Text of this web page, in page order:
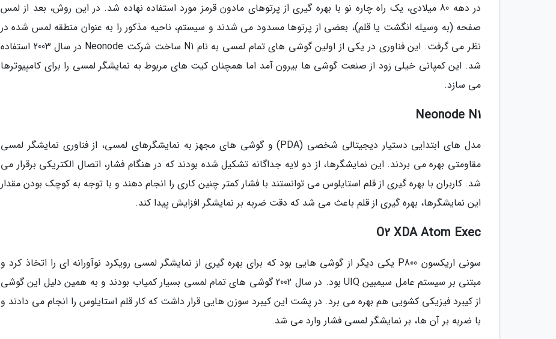
در دهه 80 میلادی، یک راه چاره نو با بهره گیری از پرتوهای مادون قرمز مورد استفاده نهاده شد. در این روش، بعد از لمس
صفحه (به وسیله انگشت یا قلم)، بعضی از پرتوها مسدود می شدند و سیستم، ناحیه مذکور را به عنوان منطقه لمس شده در
نظر می گرفت. این فناوری در یکی از اولین گوشی های تمام لمسی به نام N1 ساخت شرکت Neonode در سال 2003 استفاده
شد. این کمپانی خیلی زود از صنعت گوشی ها بیرون آمد اما همچنان کیت های مربوط به نمایشگر لمسی را برای کامپیوترها
می سازد.
Neonode N1
مدل های ابتدایی دستیار دیجیتالی شخصی (PDA) و گوشی های مجهز به نمایشگرهای لمسی، از فناوری نمایشگر لمسی
مقاومتی بهره می بردند. این نمایشگرها، از دو لایه جداگانه تشکیل شده بودند که در هنگام فشار، اتصال الکتریکی برقرار می
شد. کاربران با بهره گیری از قلم استایلوس می توانستند با فشار کمتر چنین کاری را انجام دهند و با توجه به کوچک بودن مقدار
این نمایشگرها، بهره گیری از قلم باعث می شد که دقت ضربه بر نمایشگر افزایش پیدا کند.
O2 XDA Atom Exec
سونی اریکسون P800 یکی دیگر از گوشی هایی بود که برای بهره گیری از نمایشگر لمسی رویکرد نوآورانه ای را اتخاذ کرد و
مبتنی بر سیستم عامل سیمبین UIQ بود. در سال 2002 گوشی های تمام لمسی بسیار کمیاب بودند و به همین دلیل این گوشی
از کیبرد فیزیکی کشویی هم بهره می برد. در پشت این کیبرد سوزن هایی قرار داشت که کار قلم استایلوس را انجام می دادند و
با ضربه بر آن ها، بر نمایشگر لمسی فشار وارد می شد.